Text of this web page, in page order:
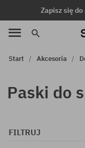
Zapisz się
Start Akcesoria
Paski do
FILTRUJ